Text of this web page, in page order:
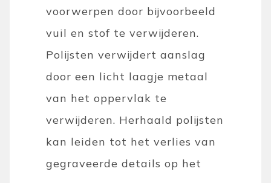
voorwerpen door bijvoorbeeld
vuil en stof te verwijderen.
Polijsten verwijdert aanslag
door een licht laagje metaal
van het oppervlak te
verwijderen. Herhaald polijsten
kan leiden tot het verlies van
gegraveerde details op het